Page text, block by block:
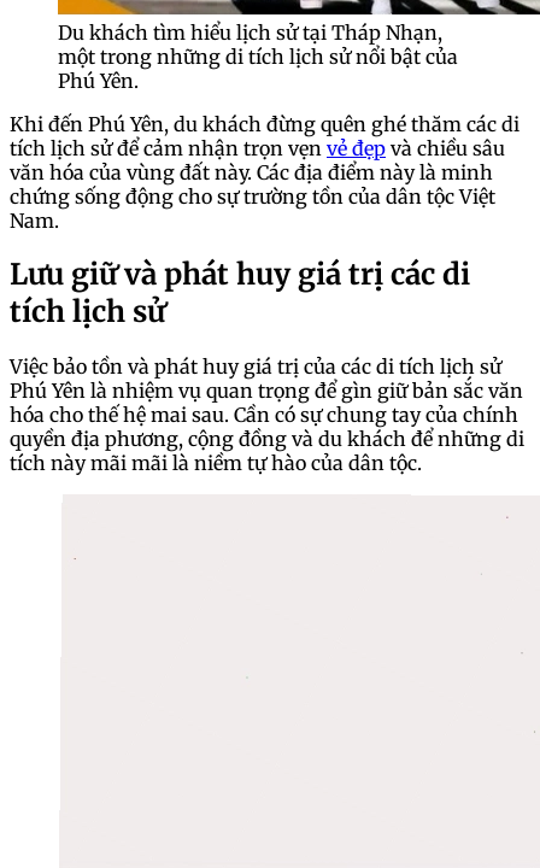
Du khách tìm hiểu lịch sử tại Tháp Nhạn,
một trong những di tích lịch sử nổi bật của
Phú Yên.
Khi đến Phú Yên, du khách đừng quên ghé thăm các di
tích lịch sử để cảm nhận trọn vẹn vẻ đẹp và chiều sâu
văn hóa của vùng đất này. Các địa điểm này là minh
chứng sống động cho sự trường tồn của dân tộc Việt
Nam.
Lưu giữ và phát huy giá trị các di
tích lịch sử
Việc bảo tồn và phát huy giá trị của các di tích lịch sử
Phú Yên là nhiệm vụ quan trọng để gìn giữ bản sắc văn
hóa cho thế hệ mai sau. Cần có sự chung tay của chính
quyền địa phương, cộng đồng và du khách để những di
tích này mãi mãi là niềm tự hào của dân tộc.